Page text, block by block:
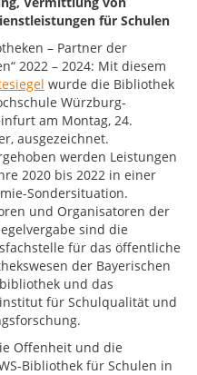
für Schulen
– Partner der
2022 – 2024: Mit diesem
wurde die Bibliothek
Würzburg-
am Montag, 24.
ausgezeichnet.
werden Leistungen
2020 bis 2022 in einer
Sondersituation.
und Organisatoren der
sind die
für das öffentliche
der Bayerischen
und das
für Schulqualität und
Offenheit und die
Bibliothek für Schulen in